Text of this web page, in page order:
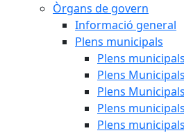
Òrgans de govern
Informació general
Plens municipals
Plens
Plens
Plens
Plens
Plens